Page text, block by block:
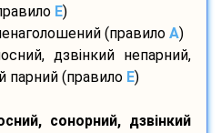
E)
(правило A)
дзвінкий непарний,
парний (правило E)
сонорний, дзвінкий